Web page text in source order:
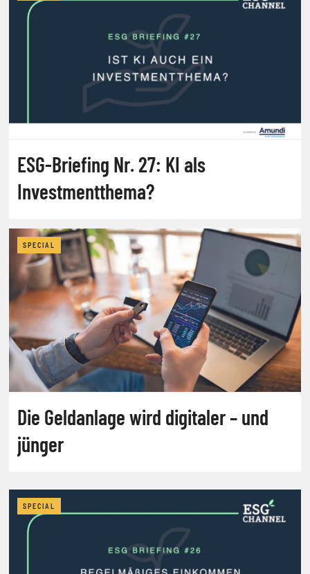
ESG-Briefing Nr. 27: KI als
Investmentthema?
SPECIAL
Die Geldanlage wird digitaler – und
jünger
SPECIAL